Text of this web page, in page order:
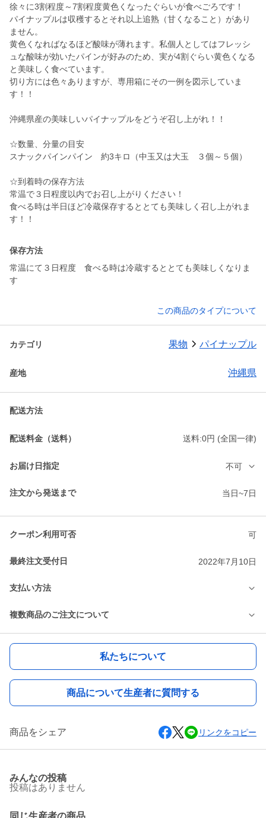
徐々に3割程度～7割程度黄色くなったぐらいが食べごろです！
パイナップルは収穫するとそれ以上追熟（甘くなること）があり
ません。
黄色くなればなるほど酸味が薄れます。私個人としてはフレッシ
ュな酸味が効いたパインが好みのため、実が4割ぐらい黄色くなる
と美味しく食べています。
切り方には色々ありますが、専用箱にその一例を図示していま
す！！
沖縄県産の美味しいパイナップルをどうぞ召し上がれ！！
☆数量、分量の目安
スナックパインパイン 約3キロ（中玉又は大玉 ３個～５個）
☆到着時の保存方法
常温で３日程度以内でお召し上がりください！
食べる時は半日ほど冷蔵保存するととても美味しく召し上がれま
す！！
保存方法
常温にて３日程度 食べる時は冷蔵するととても美味しくなりま
す
この商品のタイプについて
カテゴリ 果物 パイナップル
産地 沖縄県
配送方法
配送料金（送料） 送料:0円 (全国一律)
お届け日指定 不可
注文から発送まで 当日~7日
クーポン利用可否 可
最終注文受付日 2022年7月10日
支払い方法
複数商品のご注文について
私たちについて
商品について生産者に質問する
商品をシェア リンクをコピー
みんなの投稿
投稿はありません